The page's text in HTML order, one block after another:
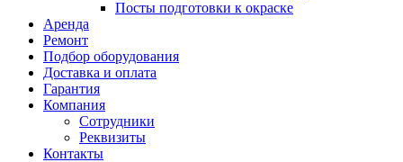
Посты подготовки к окраске
Аренда
Ремонт
Подбор оборудования
Доставка и оплата
Гарантия
Компания
Сотрудники
Реквизиты
Контакты